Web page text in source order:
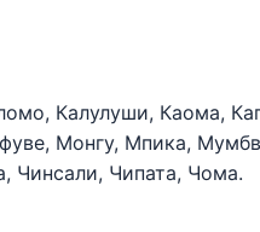
Калулуши, Каома,
Монгу, Мпика,
Чинсали, Чипата, Чома.